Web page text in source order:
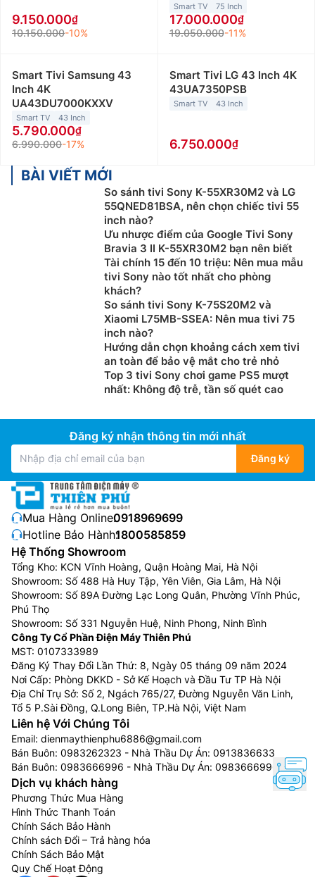
9.150.000
10.150.000-10%
Smart TV 75 Inch
17.000.000
19.050.000-11%
Smart Tivi Samsung 43
Inch 4K
UA43DU7000KXXV
Smart TV 43 Inch
5.790.000
6.990.000-17%
Smart Tivi LG 43 Inch 4K
43UA7350PSB
Smart TV 43 Inch
6.750.000
BÀI VIẾT MỚI
So sánh tivi Sony K-55XR30M2 và LG
55QNED81BSA, nên chọn chiếc tivi 55
inch nào?
Ưu nhược điểm của Google Tivi Sony
Bravia 3 II K-55XR30M2 bạn nên biết
Tài chính 15 đến 10 triệu: Nên mua mẫu
tivi Sony nào tốt nhất cho phòng
khách?
So sánh tivi Sony K-75S20M2 và
Xiaomi L75MB-SSEA: Nên mua tivi 75
inch nào?
Hướng dẫn chọn khoảng cách xem tivi
an toàn để bảo vệ mắt cho trẻ nhỏ
Top 3 tivi Sony chơi game PS5 mượt
nhất: Không độ trễ, tần số quét cao
Đăng ký nhận thông tin mới nhất
Đăng ký
Mua Hàng Online:0918969699
Hotline Bảo Hành:1800585859
Hệ Thống Showroom
Tổng Kho: KCN Vĩnh Hoàng, Quận Hoàng Mai, Hà Nội
Showroom: Số 488 Hà Huy Tập, Yên Viên, Gia Lâm, Hà Nội
Showroom: Số 89A Đường Lạc Long Quân, Phường Vĩnh Phúc,
Phú Thọ
Showroom: Số 331 Nguyễn Huệ, Ninh Phong, Ninh Bình
Công Ty Cổ Phần Điện Máy Thiên Phú
MST: 0107333989
Đăng Ký Thay Đổi Lần Thứ: 8, Ngày 05 tháng 09 năm 2024
Nơi Cấp: Phòng DKKD - Sở Kế Hoạch và Đầu Tư TP Hà Nội
Địa Chỉ Trụ Sở: Số 2, Ngách 765/27, Đường Nguyễn Văn Linh,
Tổ 5 P.Sài Đồng, Q.Long Biên, TP.Hà Nội, Việt Nam
Liên hệ Với Chúng Tôi
Email: dienmaythienphu6886@gmail.com
Bán Buôn: 0983262323 - Nhà Thầu Dự Án: 0913836633
Bán Buôn: 0983666996 - Nhà Thầu Dự Án: 0983666996
Dịch vụ khách hàng
Phương Thức Mua Hàng
Hình Thức Thanh Toán
Chính Sách Bảo Hành
Chính sách Đổi – Trả hàng hóa
Chính Sách Bảo Mật
Quy Chế Hoạt Động